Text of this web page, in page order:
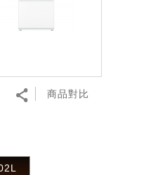
商品對比